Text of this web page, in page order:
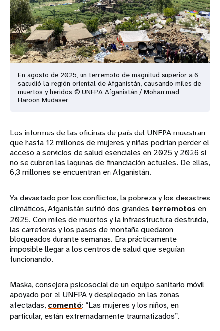
En agosto de 2025, un terremoto de magnitud superior a 6
sacudió la región oriental de Afganistán, causando miles de
muertos y heridos © UNFPA Afganistán / Mohammad
Haroon Mudaser
Los informes de las oficinas de país del UNFPA muestran
que hasta 12 millones de mujeres y niñas podrían perder el
acceso a servicios de salud esenciales en 2025 y 2026 si
no se cubren las lagunas de financiación actuales. De ellas,
6,3 millones se encuentran en Afganistán.
Ya devastado por los conflictos, la pobreza y los desastres
climáticos, Afganistán sufrió dos grandes terremotos en
2025. Con miles de muertos y la infraestructura destruida,
las carreteras y los pasos de montaña quedaron
bloqueados durante semanas. Era prácticamente
imposible llegar a los centros de salud que seguían
funcionando.
Maska, consejera psicosocial de un equipo sanitario móvil
apoyado por el UNFPA y desplegado en las zonas
afectadas, comentó: “Las mujeres y los niños, en
particular, están extremadamente traumatizados”.